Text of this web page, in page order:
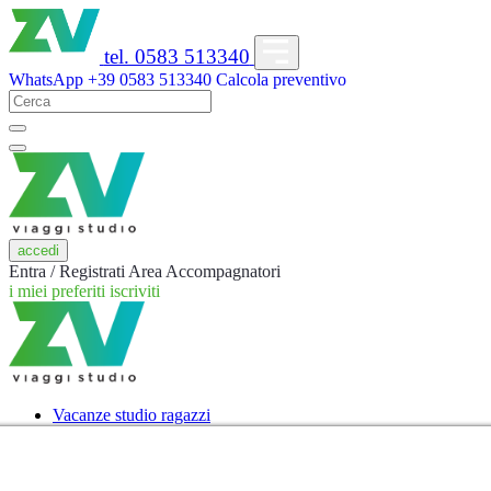
tel. 0583 513340
WhatsApp +39 0583 513340 Calcola preventivo
accedi
Entra / Registrati Area Accompagnatori
i miei preferiti iscriviti
Vacanze studio ragazzi